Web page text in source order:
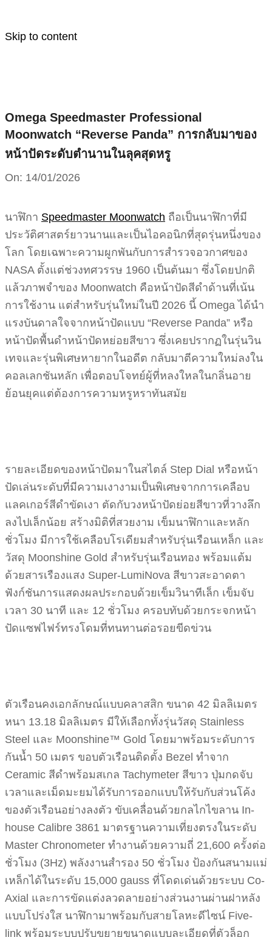
Skip to content
Omega Speedmaster Professional
Moonwatch “Reverse Panda” การกลับมาของ
หน้าปัดระดับตำนานในลุคสุดหรู
On: 14/01/2026
นาฬิกา Speedmaster Moonwatch ถือเป็นนาฬิกาที่มี
ประวัติศาสตร์ยาวนานและเป็นไอคอนิกที่สุดรุ่นหนึ่งของ
โลก โดยเฉพาะความผูกพันกับการสำรวจอวกาศของ
NASA ตั้งแต่ช่วงทศวรรษ 1960 เป็นต้นมา ซึ่งโดยปกติ
แล้วภาพจำของ Moonwatch คือหน้าปัดสีดำด้านที่เน้น
การใช้งาน แต่สำหรับรุ่นใหม่ในปี 2026 นี้ Omega ได้นำ
แรงบันดาลใจจากหน้าปัดแบบ “Reverse Panda” หรือ
หน้าปัดพื้นดำหน้าปัดหย่อยสีขาว ซึ่งเคยปรากฏในรุ่นวิน
เทจและรุ่นพิเศษหายากในอดีต กลับมาตีความใหม่ลงใน
คอลเลกชันหลัก เพื่อตอบโจทย์ผู้ที่หลงใหลในกลิ่นอาย
ย้อนยุคแต่ต้องการความหรูหราทันสมัย
รายละเอียดของหน้าปัดมาในสไตล์ Step Dial หรือหน้า
ปัดเล่นระดับที่มีความเงางามเป็นพิเศษจากการเคลือบ
แลคเกอร์สีดำขัดเงา ตัดกับวงหน้าปัดย่อยสีขาวที่วางลึก
ลงไปเล็กน้อย สร้างมิติที่สวยงาม เข็มนาฬิกาและหลัก
ชั่วโมง มีการใช้เคลือบโรเดียมสำหรับรุ่นเรือนเหล็ก และ
วัสดุ Moonshine Gold สำหรับรุ่นเรือนทอง พร้อมแต้ม
ด้วยสารเรืองแสง Super-LumiNova สีขาวสะอาดตา
ฟังก์ชันการแสดงผลประกอบด้วยเข็มวินาทีเล็ก เข็มจับ
เวลา 30 นาที และ 12 ชั่วโมง ครอบทับด้วยกระจกหน้า
ปัดแซฟไฟร์ทรงโดมที่ทนทานต่อรอยขีดข่วน
ตัวเรือนคงเอกลักษณ์แบบคลาสสิก ขนาด 42 มิลลิเมตร
หนา 13.18 มิลลิเมตร มีให้เลือกทั้งรุ่นวัสดุ Stainless
Steel และ Moonshine™ Gold โดยมาพร้อมระดับการ
กันน้ำ 50 เมตร ขอบตัวเรือนติดตั้ง Bezel ทำจาก
Ceramic สีดำพร้อมสเกล Tachymeter สีขาว ปุ่มกดจับ
เวลาและเม็ดมะยมได้รับการออกแบบให้รับกับส่วนโค้ง
ของตัวเรือนอย่างลงตัว ขับเคลื่อนด้วยกลไกไขลาน In-
house Calibre 3861 มาตรฐานความเที่ยงตรงในระดับ
Master Chronometer ทำงานด้วยความถี่ 21,600 ครั้งต่อ
ชั่วโมง (3Hz) พลังงานสำรอง 50 ชั่วโมง ป้องกันสนามแม่
เหล็กได้ในระดับ 15,000 gauss ที่โดดเด่นด้วยระบบ Co-
Axial และการขัดแต่งลวดลายอย่างส่วนงานผ่านฝาหลัง
แบบโปร่งใส นาฬิกามาพร้อมกับสายโลหะดีไซน์ Five-
link พร้อมระบบปรับขยายขนาดแบบละเอียดที่ตัวล็อก